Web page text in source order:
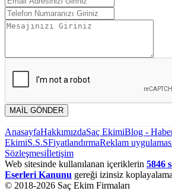
MAİL GÖNDER
AnasayfaHakkımızdaSaç EkimiBlog -
EkimiS.S.SFiyatlandırmaReklam
Sözleşmesiİletişim
Web sitesinde kullanılanan içeriklerin 5846
Eserleri Kanunu gereği izinsiz
© 2018-2026 Saç Ekim Firmaları